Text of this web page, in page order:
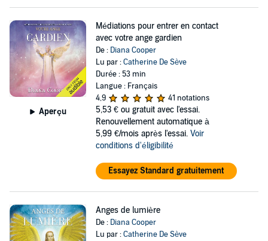
Aperçu
Médiations pour entrer en contact
avec votre ange gardien
De : Diana Cooper
Lu par :Catherine De Sève
Durée : 53 min
Langue : Français
4,9
41 notations
5,53 € ou gratuit avec l'essai.
Renouvellement automatique à
5,99 €/mois après l'essai. Voir
conditions d'éligibilité
Essayez Standard gratuitement
Anges de lumière
De : Diana Cooper
Lu par :Catherine De Sève